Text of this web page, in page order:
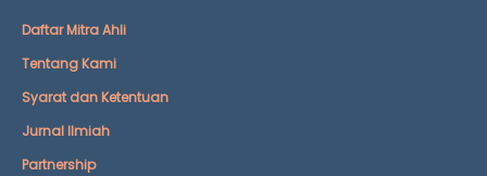
Daftar Mitra Ahli
Tentang Kami
Syarat dan Ketentuan
Jurnal Ilmiah
Partnership